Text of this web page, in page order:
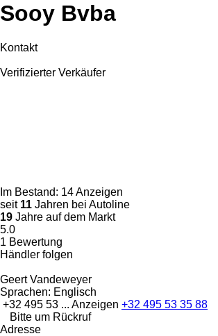
Sooy Bvba
Kontakt
Verifizierter Verkäufer
Im Bestand: 14 Anzeigen
seit 11 Jahren bei Autoline
19 Jahre auf dem Markt
5.0
1 Bewertung
Händler folgen
Geert Vandeweyer
Sprachen: Englisch
+32 495 53 ... Anzeigen +32 495 53 35 88
Bitte um Rückruf
Adresse